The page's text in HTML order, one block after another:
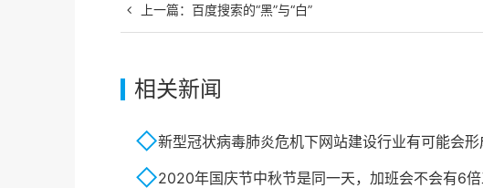
上一篇： 百度搜索的“黑”与“白”
相关新闻
新型冠状病毒肺炎危机下网站建设行业有可能会
2020年国庆节中秋节是同一天，加班会不会有6倍